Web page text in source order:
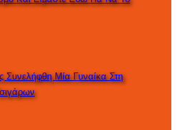
Μία Γυναίκα Στη